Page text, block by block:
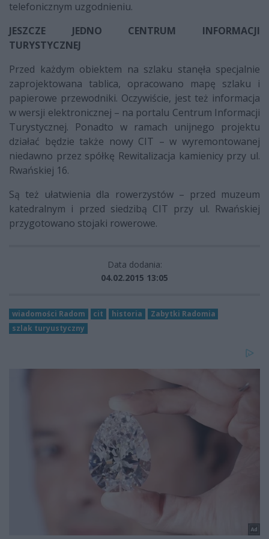
telefonicznym uzgodnieniu.
JESZCZE JEDNO CENTRUM INFORMACJI
TURYSTYCZNEJ
Przed każdym obiektem na szlaku stanęła specjalnie
zaprojektowana tablica, opracowano mapę szlaku i
papierowe przewodniki. Oczywiście, jest też informacja
w wersji elektronicznej – na portalu Centrum Informacji
Turystycznej. Ponadto w ramach unijnego projektu
działać będzie także nowy CIT – w wyremontowanej
niedawno przez spółkę Rewitalizacja kamienicy przy ul.
Rwańskiej 16.
Są też ułatwienia dla rowerzystów – przed muzeum
katedralnym i przed siedzibą CIT przy ul. Rwańskiej
przygotowano stojaki rowerowe.
Data dodania:
04.02.2015 13:05
wiadomości Radom cit historia
Zabytki Radomia
szlak turyustyczny